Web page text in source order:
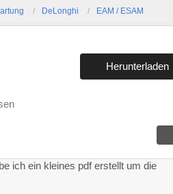
DeLonghi EAM / ESAM
Herunterladen
ich ein kleines pdf erstellt um die